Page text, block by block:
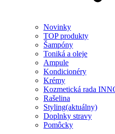
Novinky
TOP produkty
Šampóny
Toniká a oleje
Ampule
Kondicionéry
Krémy
Kozmetická rada
Rašelina
Styling(aktuálny)
Doplnky stravy
Pomôcky